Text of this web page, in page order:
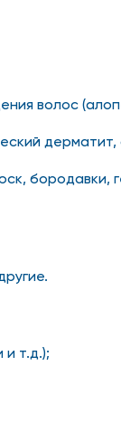
волос
бородавки,
т.д.);